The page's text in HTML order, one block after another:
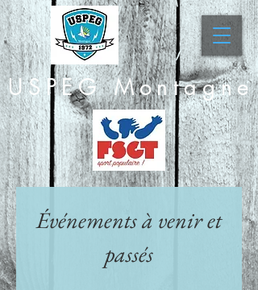
USPEG Montagne
Événements à venir et
passés